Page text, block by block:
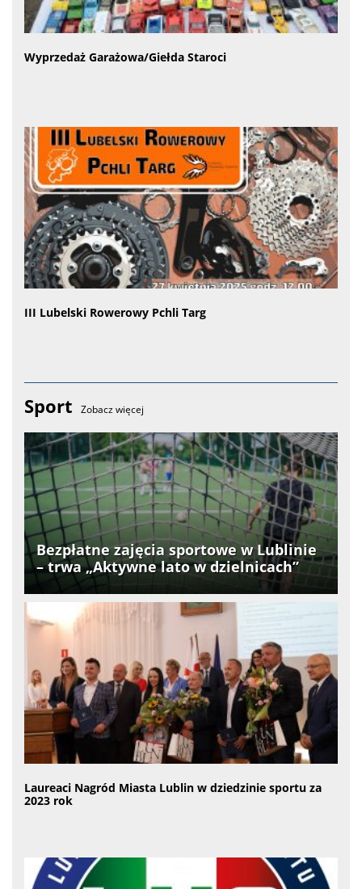
Wyprzedaż Garażowa/Giełda Staroci
III Lubelski Rowerowy Pchli Targ
Sport Zobacz więcej
Bezpłatne zajęcia sportowe w Lublinie
– trwa „Aktywne lato w dzielnicach”
Laureaci Nagród Miasta Lublin w dziedzinie sportu za
2023 rok